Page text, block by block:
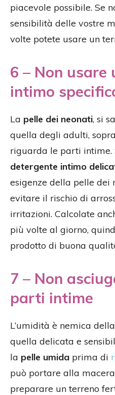
piacevole possibile. Se
sensibilità delle vostre
volte potete usare un
6 – Non usare
intimo
La pelle dei neonati, si
quella degli adulti,
riguarda le parti intime.
detergente intimo
esigenze della pelle dei
evitare il rischio di
irritazioni. Calcolate
più volte al giorno,
prodotto di buona
7 – Non
parti intime
L’umidità è nemica
quella delicata e
la pelle umida prima di
può portare alla
preparare un terreno